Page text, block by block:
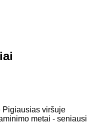
Pigiausias viršuje
metai - seniausi